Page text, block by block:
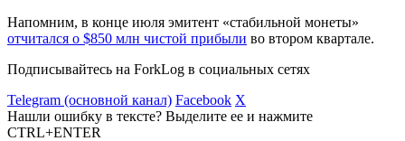
Напомним, в конце июля эмитент «стабильной монеты»
отчитался о $850 млн чистой прибыли во втором квартале.
Подписывайтесь на ForkLog в социальных сетях
Telegram (основной канал) Facebook X
Нашли ошибку в тексте? Выделите ее и нажмите
CTRL+ENTER